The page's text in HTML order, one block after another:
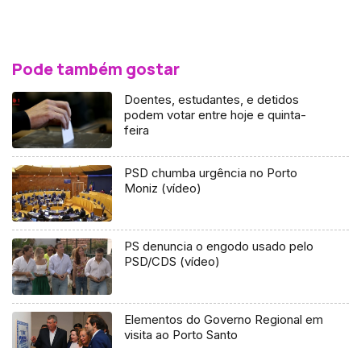
Pode também gostar
Doentes, estudantes, e detidos
podem votar entre hoje e quinta-
feira
PSD chumba urgência no Porto
Moniz (vídeo)
PS denuncia o engodo usado pelo
PSD/CDS (vídeo)
Elementos do Governo Regional em
visita ao Porto Santo